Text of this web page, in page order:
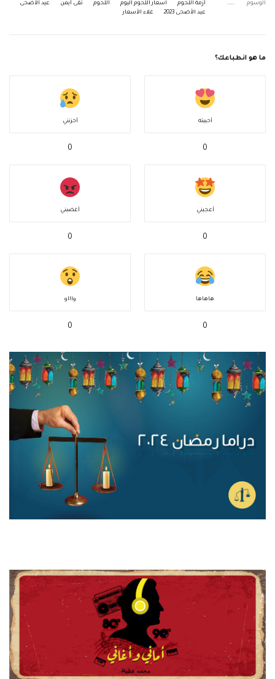
الوسوم أزمة اللحوم اسعار اللحوم اليوم اللحوم تقى أيمن
عيد الأضحى
عيد الأضحى 2023
غلاء الأسعار
ما هو انطباعك؟
أحببته
0
أحزنني
0
أعجبني
0
أغضبني
0
هاهاها
0
واااو
0